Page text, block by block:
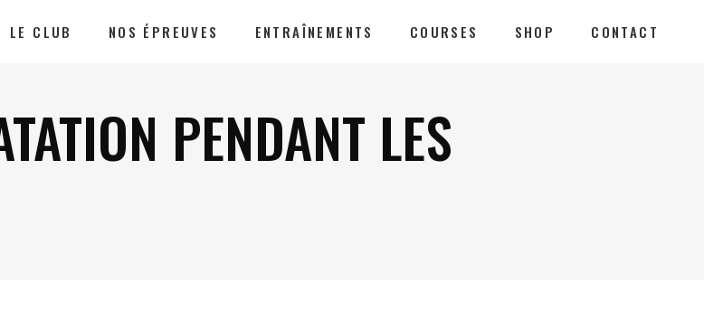
LE CLUB NOS ÉPREUVES ENTRAÎNEMENTS COURSES SHOP CONTACT
PENDANT LES